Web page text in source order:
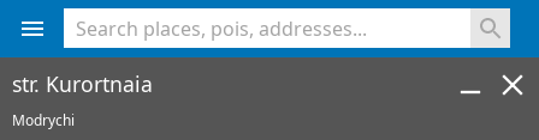
str. Kurortnaia
Modrychi
<% console.log(hcard) %>